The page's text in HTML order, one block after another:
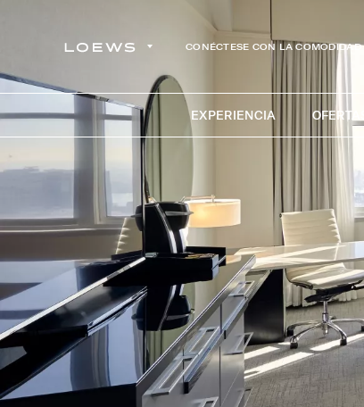
CONÉCTESE CON LA COMODIDAD
EXPERIENCIA OFERTAS